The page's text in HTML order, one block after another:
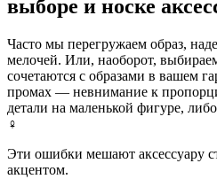
выборе и носке
Часто мы перегружаем образ,
мелочей. Или, наоборот,
сочетаются с образами в вашем
промах — невнимание к
детали на маленькой фигуре,
‍♀️
Эти ошибки мешают аксессуару
акцентом.